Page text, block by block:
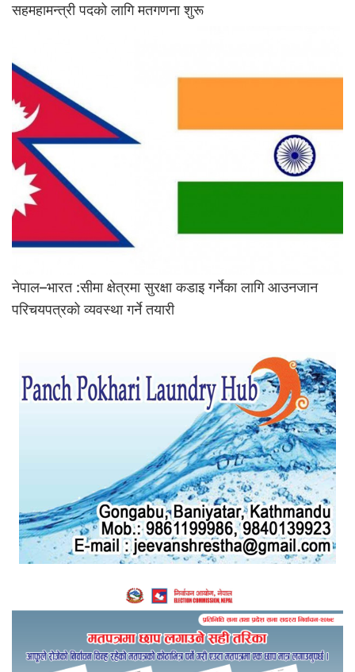
सहमहामन्त्री पदको लागि मतगणना शुरू
नेपाल–भारत :सीमा क्षेत्रमा सुरक्षा कडाइ गर्नेका लागि आउनजान
परिचयपत्रको व्यवस्था गर्ने तयारी